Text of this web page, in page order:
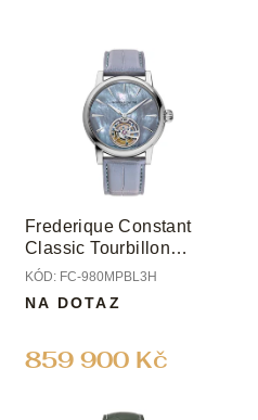
ů
o
d
u
k
ů
Frederique Constant
Classic Tourbillon
Manufacture Limited
KÓD: FC-980MPBL3H
859 900 Kč
NA DOTAZ